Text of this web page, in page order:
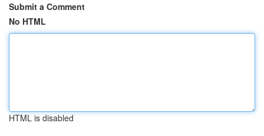
Submit a Comment
No HTML
HTML is disabled